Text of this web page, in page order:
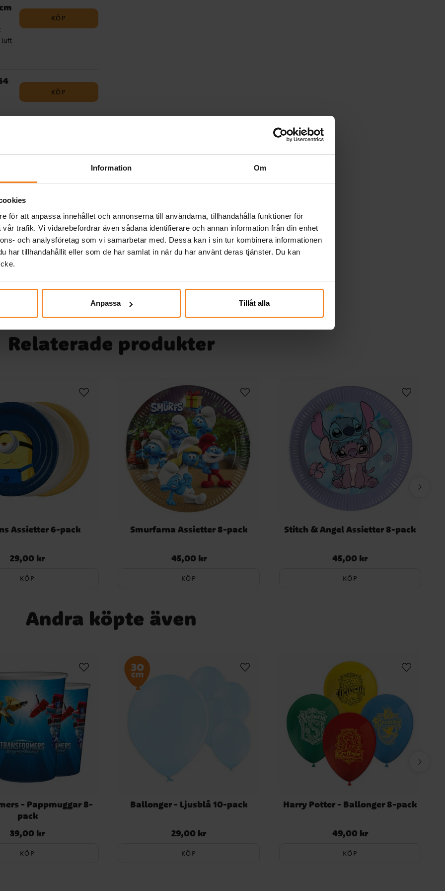
Information Om
för att anpassa innehållet och annonserna till användarna, tillhandahålla funktioner för
trafik. Vi vidarebefordrar även sådana identifierare och annan information från din enhet
och analysföretag som vi samarbetar med. Dessa kan i sin tur kombinera informationen
har tillhandahållit eller som de har samlat in när du har använt deras tjänster. Du kan
Anpassa Tillåt alla
i
luft
KÖP
KÖP
KÖP
Relaterade produkter
Assietter 6-pack
Pris:29,00 kr
29,00 kr
KÖP
Smurfarna Assietter 8-pack
Pris:45,00 kr
45,00 kr
KÖP
Stitch & Angel Assietter 8-pack
Pris:45,00 kr
45,00 kr
KÖP
Andra köpte även
- Pappmuggar 8-
pack
Pris: 39,00 kr
39,00 kr
KÖP
Ballonger - Ljusblå 10-pack
Pris: 29,00 kr
29,00 kr
KÖP
Harry Potter - Ballonger 8-pack
Pris: 49,00 kr
49,00 kr
KÖP